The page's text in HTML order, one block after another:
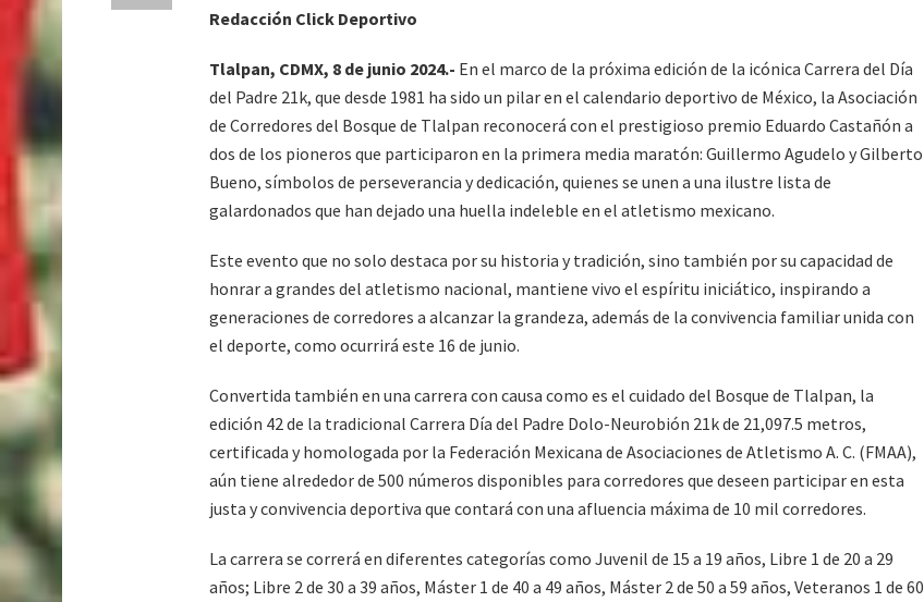
Redacción Click Deportivo
Tlalpan, CDMX, 8 de junio 2024.- En el marco de la próxima edición de la icónica Carrera del Día
del Padre 21k, que desde 1981 ha sido un pilar en el calendario deportivo de México, la Asociación
de Corredores del Bosque de Tlalpan reconocerá con el prestigioso premio Eduardo Castañón a
dos de los pioneros que participaron en la primera media maratón: Guillermo Agudelo y Gilberto
Bueno, símbolos de perseverancia y dedicación, quienes se unen a una ilustre lista de
galardonados que han dejado una huella indeleble en el atletismo mexicano.
Este evento que no solo destaca por su historia y tradición, sino también por su capacidad de
honrar a grandes del atletismo nacional, mantiene vivo el espíritu iniciático, inspirando a
generaciones de corredores a alcanzar la grandeza, además de la convivencia familiar unida con
el deporte, como ocurrirá este 16 de junio.
Convertida también en una carrera con causa como es el cuidado del Bosque de Tlalpan, la
edición 42 de la tradicional Carrera Día del Padre Dolo-Neurobión 21k de 21,097.5 metros,
certificada y homologada por la Federación Mexicana de Asociaciones de Atletismo A. C. (FMAA),
aún tiene alrededor de 500 números disponibles para corredores que deseen participar en esta
justa y convivencia deportiva que contará con una afluencia máxima de 10 mil corredores.
La carrera se correrá en diferentes categorías como Juvenil de 15 a 19 años, Libre 1 de 20 a 29
años; Libre 2 de 30 a 39 años, Máster 1 de 40 a 49 años, Máster 2 de 50 a 59 años, Veteranos 1 de 60